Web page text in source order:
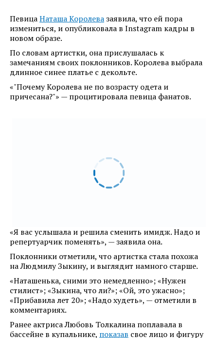
ПевицаНаташа Королевазаявила, что ей пора
измениться, и опубликовала в Instagram кадры в
новом образе.
По словам артистки, она прислушалась к
замечаниям своих поклонников. Королева выбрала
длинное синее платье с декольте.
«"Почему Королева не по возрасту одета и
причесана?"» — процитировала певица фанатов.
«Я вас услышала и решила сменить имидж. Надо и
репертуарчик поменять», — заявила она.
Поклонники отметили, что артистка стала похожа
на Людмилу Зыкину, и выглядит намного старше.
«Наташенька, сними это немедленно»; «Нужен
стилист»; «Зыкина, что ли?»; «Ой, это ужасно»;
«Прибавила лет 20»; «Надо худеть», — отметили в
комментариях.
Ранее актриса Любовь Толкалина поплавала в
бассейне в купальнике, показав свое лицо и фигуру